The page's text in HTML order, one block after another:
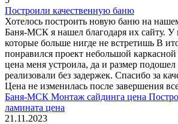
Построили качественную баню
Хотелось построить новую баню на
Баня-МСК я нашел благодаря их сайту. У
которые больше нигде не встретишь В
понравился проект небольшой
цена меня устроила, да и размер
реализовали без задержек. Спасибо за
Цена не изменилась после завершения
Баня-МСК Монтаж сайдинга цена
ламината цена
21.11.2023